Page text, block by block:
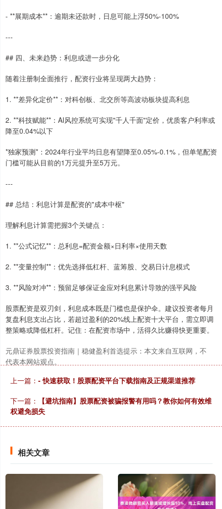
- **展期成本**：逾期未还款时，日息可能上浮50%-100%
---
## 四、未来趋势：利息或进一步分化
随着注册制全面推行，配资行业将呈现两大趋势：
1. **差异化定价**：对科创板、北交所等高波动板块提高利息
2. **科技赋能**：AI风控系统可实现"千人千面"定价，优质客户利率或
降至0.04%以下
*独家预测*：2024年行业平均日息有望降至0.05%-0.1%，但单笔配资
门槛可能从目前的1万元提升至5万元。
---
## 总结：利息计算是配资的"成本中枢"
理解利息计算需把握3个关键点：
1. **公式记忆**：总利息=配资金额×日利率×使用天数
2. **变量控制**：优先选择低杠杆、蓝筹股、交易日计息模式
3. **风险对冲**：预留足够保证金应对利息累计导致的强平风险
股票配资是双刃剑，利息成本既是门槛也是保护伞。建议投资者每月
复盘利息支出占比，若超过盈利的20%线上配资十大平台，需立即调
整策略或降低杠杆。记住：在配资市场中，活得久比赚得快更重要。
元鼎证券股票投资指南｜稳健盈利首选提示：本文来自互联网，不
代表本网站观点。
上一篇： - 快速获取！股票配资平台下载指南及正规渠道推荐
下一篇：
【避坑指南】股票配资被骗报警有用吗？教你如何有效维
权避免损失
相关文章